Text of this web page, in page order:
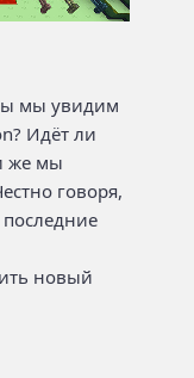
мы увидим
Идёт ли
же мы
говоря,
новый